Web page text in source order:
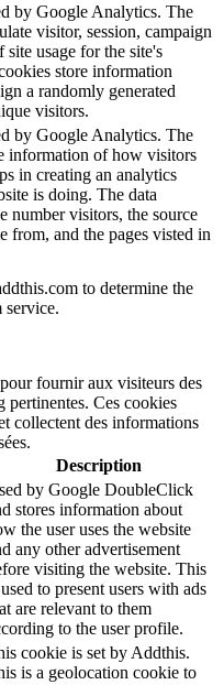
by Google Analytics. The
visitor, session, campaign
site usage for the site's
store information
a randomly generated
visitors.
by Google Analytics. The
information of how visitors
in creating an analytics
is doing. The data
number visitors, the source
from, and the pages visted in
to determine the
service.
fournir aux visiteurs des
pertinentes. Ces cookies
collectent des informations
Description
by Google DoubleClick
stores information about
the user uses the website
any other advertisement
visiting the website. This
to present users with ads
are relevant to them
to the user profile.
cookie is set by Addthis.
is a geolocation cookie to